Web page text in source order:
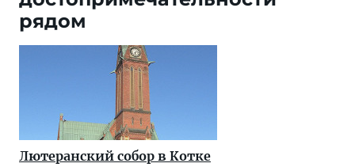
рядом
Лютеранский собор в Котке